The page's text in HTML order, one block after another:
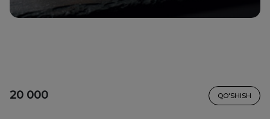
20 000 QO'SHISH